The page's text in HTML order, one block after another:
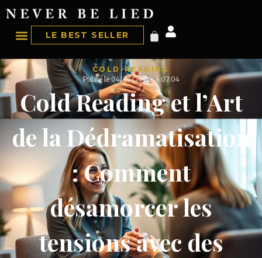
LE BEST SELLER
COLD-READING
Publié le 04/04/2026 à 07:04
Cold Reading et l’Art
de la Dédramatisation
: Comment
désamorcer les
tensions avec des